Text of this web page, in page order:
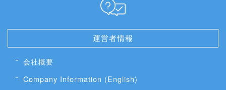
運営者情報
会社概要
Company Information (English)